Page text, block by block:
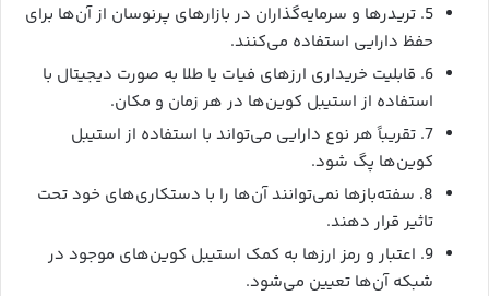
5. تریدرها و سرمایه‌گذاران در بازارهای پرنوسان از آن‌ها برای
حفظ دارایی استفاده می‌کنند.
6. قابلیت خریداری ارزهای فیات یا طلا به صورت دیجیتال با
استفاده از استیبل کوین‌ها در هر زمان و مکان.
7. تقریباً هر نوع دارایی می‌تواند با استفاده از استیبل
کوین‌ها پگ شود.
8. سفته‌بازها نمی‌توانند آن‌ها را با دستکاری‌های خود تحت
تاثیر قرار دهند.
9. اعتبار و رمز ارزها به کمک استیبل کوین‌های موجود در
شبکه آن‌ها تعیین می‌شود.